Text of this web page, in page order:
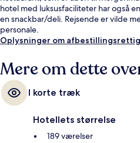
hotel med luksusfaciliteter har også
en snackbar/deli. Rejsende er vilde
personale.
Oplysninger om
Mere om dette
I korte træk
Hotellets størrelse
189 værelser